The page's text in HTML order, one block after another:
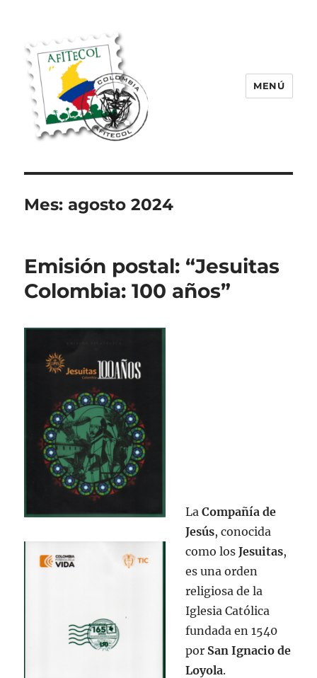
2025
MENÚ
Mes:agosto 2024
Emisión postal: “Jesuitas
Colombia: 100 años”
LaCompañía de
Jesús, conocida
como losJesuitas,
es una orden
religiosa de la
Iglesia Católica
fundada en 1540
por San Ignacio de
Loyola.